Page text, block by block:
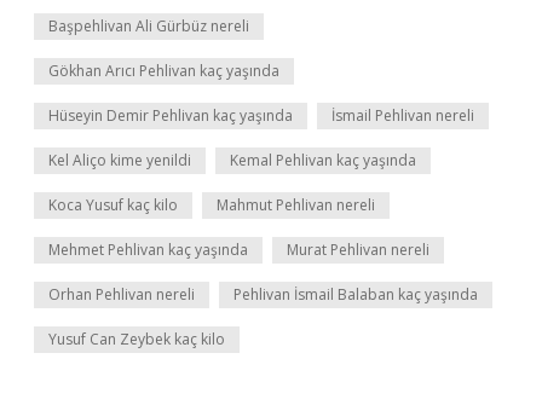
Başpehlivan Ali Gürbüz nereli
Gökhan Arıcı Pehlivan kaç yaşında
Hüseyin Demir Pehlivan kaç yaşında İsmail Pehlivan nereli
Kel Aliço kime yenildi Kemal Pehlivan kaç yaşında
Koca Yusuf kaç kilo Mahmut Pehlivan nereli
Mehmet Pehlivan kaç yaşında Murat Pehlivan nereli
Orhan Pehlivan nereli Pehlivan İsmail Balaban kaç yaşında
Yusuf Can Zeybek kaç kilo